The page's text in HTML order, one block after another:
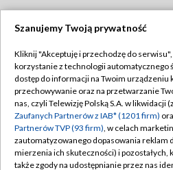
TVP
Abonament TVP
Emisja w TVP
Centrum informacji TVP
Naziemna Telewizja Cyfrowa
Polityka
Moje
Szanujemy Twoją prywatność
Kliknij "Akceptuję i przechodzę do serwisu",
korzystanie z technologii automatycznego
dostęp do informacji na Twoim urządzeniu
przechowywanie oraz na przetwarzanie
nas, czyli Telewizję Polską S.A. w likwidacji
Zaufanych Partnerów z IAB* (1201 firm)
Partnerów TVP (93 firm), w celach
zautomatyzowanego dopasowania reklam
mierzenia ich skuteczności) i pozostałych,
także zgody na udostępnianie przez nas